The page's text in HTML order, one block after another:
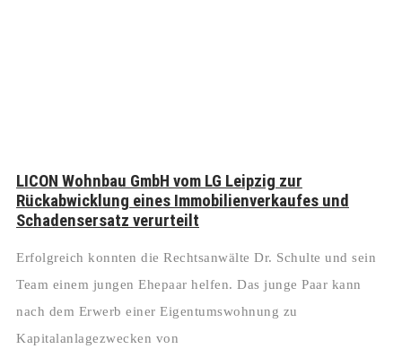
LICON Wohnbau GmbH vom LG Leipzig zur
Rückabwicklung eines Immobilienverkaufes und
Schadensersatz verurteilt
Erfolgreich konnten die Rechtsanwälte Dr. Schulte und sein
Team einem jungen Ehepaar helfen. Das junge Paar kann
nach dem Erwerb einer Eigentumswohnung zu
Kapitalanlagezwecken von